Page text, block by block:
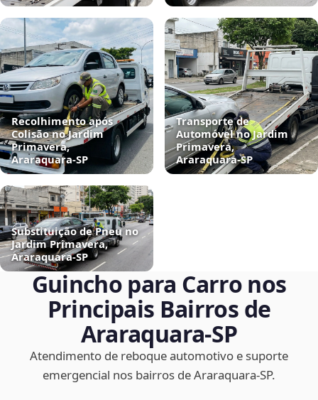
Recolhimento após
Colisão no Jardim
Primavera,
Araraquara‑SP
Transporte de
Automóvel no Jardim
Primavera,
Araraquara‑SP
Substituição de Pneu no
Jardim Primavera,
Araraquara‑SP
Guincho para Carro nos
Principais Bairros de
Araraquara‑SP
Atendimento de reboque automotivo e suporte
emergencial nos bairros de Araraquara‑SP.